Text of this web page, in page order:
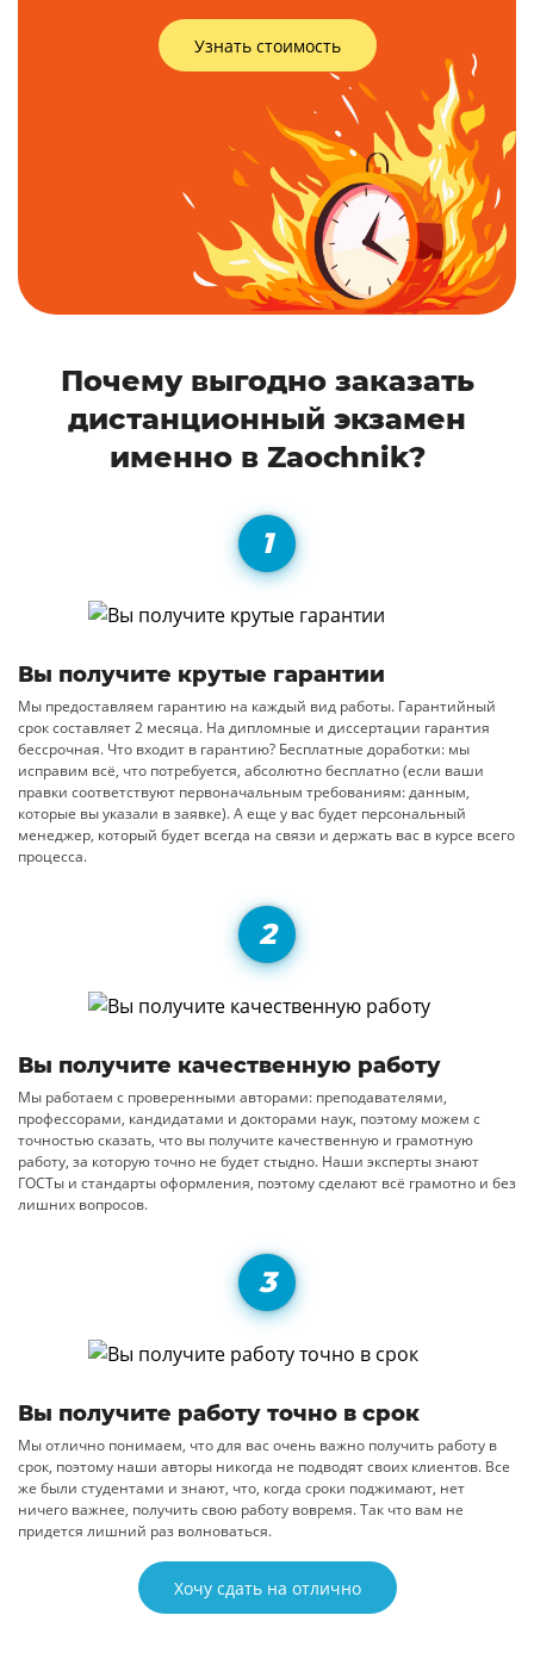
Узнать стоимость
Почему выгодно заказать
дистанционный экзамен
именно в Zaochnik?
Вы получите крутые гарантии
Мы предоставляем гарантию на каждый вид работы. Гарантийный
срок составляет 2 месяца. На дипломные и диссертации гарантия
бессрочная. Что входит в гарантию? Бесплатные доработки: мы
исправим всё, что потребуется, абсолютно бесплатно (если ваши
правки соответствуют первоначальным требованиям: данным,
которые вы указали в заявке). А еще у вас будет персональный
менеджер, который будет всегда на связи и держать вас в курсе всего
процесса.
Вы получите качественную работу
Мы работаем с проверенными авторами: преподавателями,
профессорами, кандидатами и докторами наук, поэтому можем с
точностью сказать, что вы получите качественную и грамотную
работу, за которую точно не будет стыдно. Наши эксперты знают
ГОСТы и стандарты оформления, поэтому сделают всё грамотно и без
лишних вопросов.
Вы получите работу точно в срок
Мы отлично понимаем, что для вас очень важно получить работу в
срок, поэтому наши авторы никогда не подводят своих клиентов. Все
же были студентами и знают, что, когда сроки поджимают, нет
ничего важнее, получить свою работу вовремя. Так что вам не
придется лишний раз волноваться.
Хочу сдать на отлично